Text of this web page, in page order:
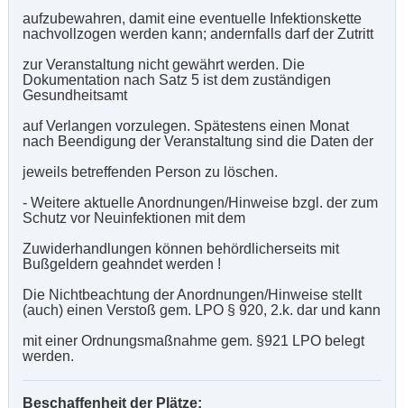
aufzubewahren, damit eine eventuelle Infektionskette
nachvollzogen werden kann; andernfalls darf der Zutritt
zur Veranstaltung nicht gewährt werden. Die
Dokumentation nach Satz 5 ist dem zuständigen
Gesundheitsamt
auf Verlangen vorzulegen. Spätestens einen Monat
nach Beendigung der Veranstaltung sind die Daten der
jeweils betreffenden Person zu löschen.
- Weitere aktuelle Anordnungen/Hinweise bzgl. der zum
Schutz vor Neuinfektionen mit dem
Zuwiderhandlungen können behördlicherseits mit
Bußgeldern geahndet werden !
Die Nichtbeachtung der Anordnungen/Hinweise stellt
(auch) einen Verstoß gem. LPO § 920, 2.k. dar und kann
mit einer Ordnungsmaßnahme gem. §921 LPO belegt
werden.
Beschaffenheit der Plätze: